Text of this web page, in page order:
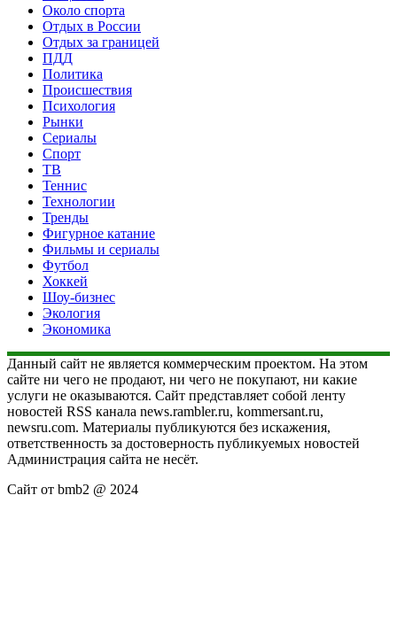
Около спорта
Отдых в России
Отдых за границей
ПДД
Политика
Происшествия
Психология
Рынки
Сериалы
Спорт
ТВ
Теннис
Технологии
Тренды
Фигурное катание
Фильмы и сериалы
Футбол
Хоккей
Шоу-бизнес
Экология
Экономика
Данный сайт не является коммерческим проектом. На этом
сайте ни чего не продают, ни чего не покупают, ни какие
услуги не оказываются. Сайт представляет собой ленту
новостей RSS канала news.rambler.ru, kommersant.ru,
newsru.com. Материалы публикуются без искажения,
ответственность за достоверность публикуемых новостей
Администрация сайта не несёт.
Сайт от bmb2 @ 2024